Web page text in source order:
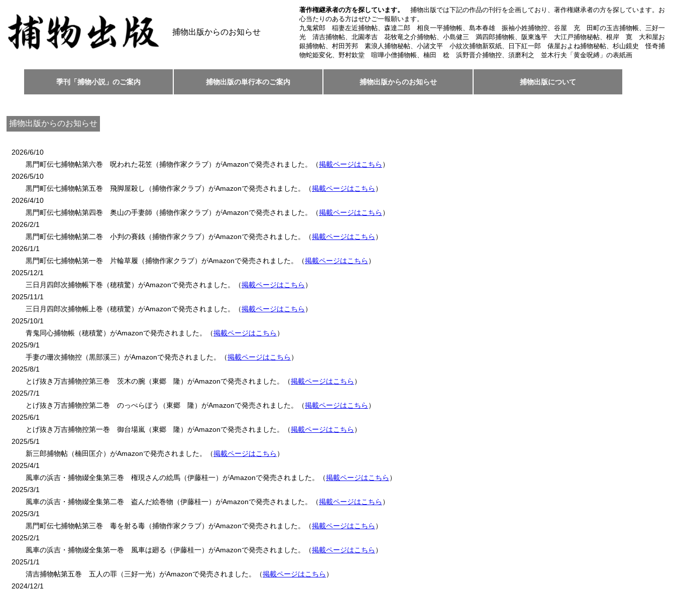
捕物出版からのお知らせ
著作権継承者の方を探しています。
捕物出版では下記の作品の刊行を企画しており、著作権継承者の方を探しています。お
心当たりのある方はぜひご一報願います。
九鬼紫郎 稲妻左近捕物帖、森達二郎 相良一平捕物帳、島本春雄 振袖小姓捕物控、谷屋 充 田町の玉吉捕物帳、三好一
光 清吉捕物帖、北園孝吉 花牧竜之介捕物帖、小島健三 満四郎捕物帳、阪東逸平 大江戸捕物秘帖、根岸 寛 大和屋お
銀捕物帖、村田芳邦 素浪人捕物秘帖、小諸文平 小紋次捕物新双紙、日下紅一郎 俵屋およね捕物秘帖、杉山鏡史 怪奇捕
物蛇姫変化、野村欽堂 喧嘩小僧捕物帳、楠田 稔 浜野晋介捕物控、須磨利之 並木行夫「黄金呪縛」の表紙画
季刊「捕物小説」のご案内 捕物出版の単行本のご案内 捕物出版からのお知らせ 捕物出版について
捕物出版からのお知らせ
2026/6/10
黒門町伝七捕物帖第六巻 呪われた花笠（捕物作家クラブ）がAmazonで発売されました。（掲載ページはこちら ）
2026/5/10
黒門町伝七捕物帖第五巻 飛脚屋殺し（捕物作家クラブ）がAmazonで発売されました。（掲載ページはこちら ）
2026/4/10
黒門町伝七捕物帖第四巻 奥山の手妻師（捕物作家クラブ）がAmazonで発売されました。（掲載ページはこちら ）
2026/2/1
黒門町伝七捕物帖第二巻 小判の賽銭（捕物作家クラブ）がAmazonで発売されました。（掲載ページはこちら ）
2026/1/1
黒門町伝七捕物帖第一巻 片輪草履（捕物作家クラブ）がAmazonで発売されました。（掲載ページはこちら ）
2025/12/1
三日月四郎次捕物帳下巻（穂積驚）がAmazonで発売されました。（掲載ページはこちら ）
2025/11/1
三日月四郎次捕物帳上巻（穂積驚）がAmazonで発売されました。（掲載ページはこちら ）
2025/10/1
青鬼同心捕物帳（穂積驚）がAmazonで発売されました。（掲載ページはこちら ）
2025/9/1
手妻の珊次捕物控（黒部溪三）がAmazonで発売されました。（掲載ページはこちら ）
2025/8/1
とげ抜き万吉捕物控第三巻 茨木の腕（東郷 隆）がAmazonで発売されました。（掲載ページはこちら ）
2025/7/1
とげ抜き万吉捕物控第二巻 のっぺらぼう（東郷 隆）がAmazonで発売されました。（掲載ページはこちら ）
2025/6/1
とげ抜き万吉捕物控第一巻 御台場嵐（東郷 隆）がAmazonで発売されました。（掲載ページはこちら ）
2025/5/1
新三郎捕物帖（楠田匡介）がAmazonで発売されました。（掲載ページはこちら ）
2025/4/1
風車の浜吉・捕物綴全集第三巻 権現さんの絵馬（伊藤桂一）がAmazonで発売されました。（掲載ページはこちら ）
2025/3/1
風車の浜吉・捕物綴全集第二巻 盗んだ絵巻物（伊藤桂一）がAmazonで発売されました。（掲載ページはこちら ）
2025/3/1
黒門町伝七捕物帖第三巻 毒を射る毒（捕物作家クラブ）がAmazonで発売されました。（掲載ページはこちら ）
2025/2/1
風車の浜吉・捕物綴全集第一巻 風車は廻る（伊藤桂一）がAmazonで発売されました。（掲載ページはこちら ）
2025/1/1
清吉捕物帖第五巻 五人の罪（三好一光）がAmazonで発売されました。（掲載ページはこちら ）
2024/12/1